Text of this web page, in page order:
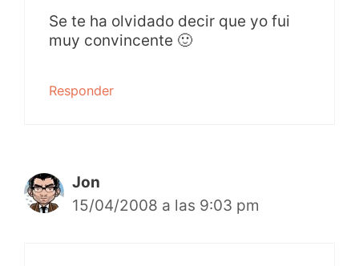
Se te ha olvidado decir que yo fui
muy convincente 🙂
Responder
Jon
15/04/2008 a las 9:03 pm